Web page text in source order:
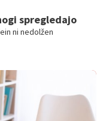
spregledajo
ni nedolžen